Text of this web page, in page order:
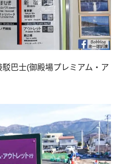
巴士(御殿場プレミアム・ア